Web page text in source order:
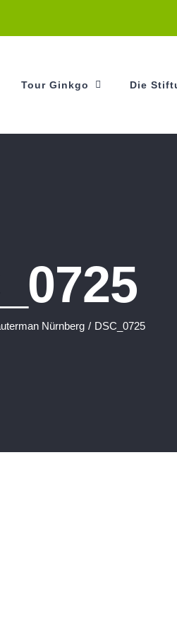
Tour Ginkgo Die
Nürnberg / DSC_0725